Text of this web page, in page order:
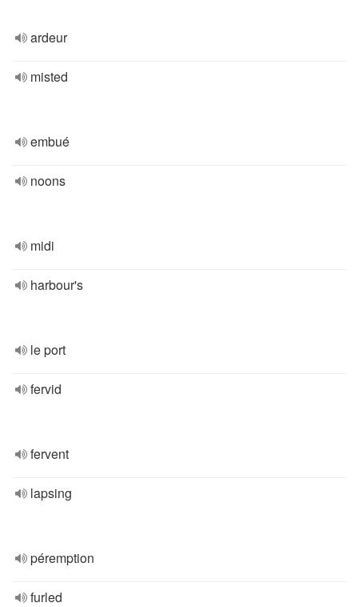
ardeur
misted
embué
noons
midi
harbour's
le port
fervid
fervent
lapsing
péremption
furled